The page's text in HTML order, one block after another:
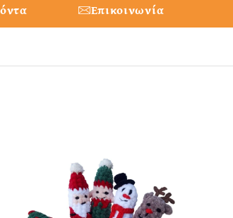
Επικοινωνία